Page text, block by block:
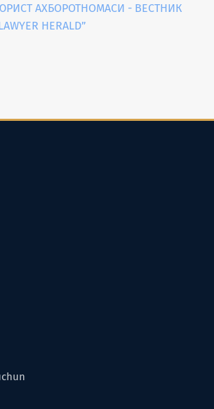
АХБОРОТНОМАСИ - ВЕСТНИК
HERALD”